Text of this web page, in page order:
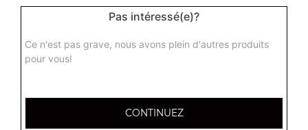
Menu tacos 3 viandes
Menu tacos 4 viandes
Frites à l'intérieur, sauce fromagère + 1 boisson 33 cl
Pas intéressé(e)?
Ce n'est pas grave, nous avons plein d'autres produits
pour vous!
CONTINUEZ